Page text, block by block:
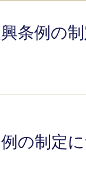
条例の
の制定